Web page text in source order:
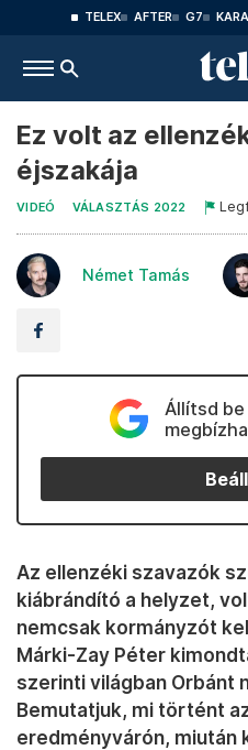
TELEX AFTER G7
Ez volt az
éjszakája
VIDEÓ VÁLASZTÁS 2022
Német Tamás
Állítsd
Az ellenzéki szavazók
kiábrándító a helyzet,
nemcsak kormányzót
Márki-Zay Péter
szerinti világban Orbánt
Bemutatjuk, mi történt
eredményvárón, miután